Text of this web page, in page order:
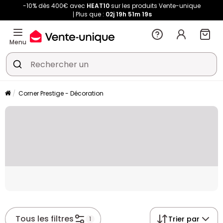
-10% dès 400€ avec HEAT10sur les produits Vente-unique
Plus que : 02j19h 51m18s
Menu
Corner Prestige - Décoration
Tous les filtres 1 Trier par